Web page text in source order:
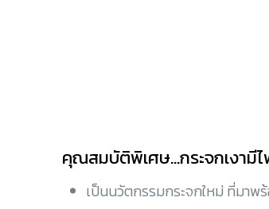
คุณสมบัติพิเศษ...กระจกเงามี
เป็นนวัตกรรมกระจกใหม่ ที่มา